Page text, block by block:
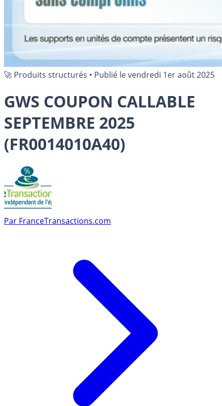
🚀 Produits structurés • Publié levendredi 1er août 2025
GWS COUPON CALLABLE
SEPTEMBRE 2025
(FR0014010A40)
Par FranceTransactions.com